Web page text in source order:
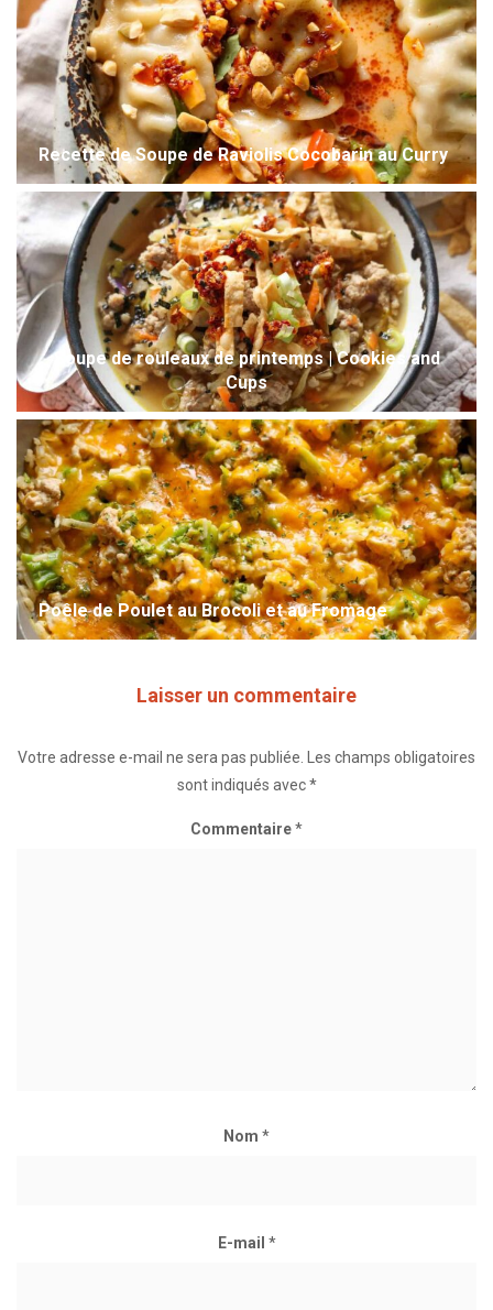
Recette de Soupe de Raviolis Cocobarin au Curry
Soupe de rouleaux de printemps | Cookies and
Cups
Poêle de Poulet au Brocoli et au Fromage
Laisser un commentaire
Votre adresse e-mail ne sera pas publiée. Les champs obligatoires
sont indiqués avec*
Commentaire*
Nom *
E-mail *